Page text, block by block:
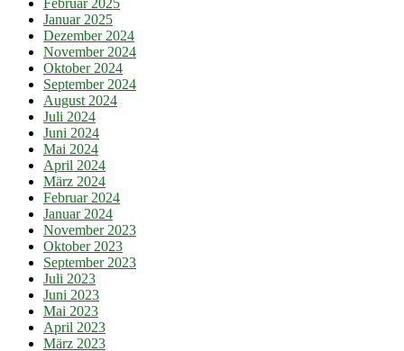
Januar 2025
Dezember 2024
November 2024
Oktober 2024
September 2024
August 2024
Juli 2024
Juni 2024
Mai 2024
April 2024
März 2024
Februar 2024
Januar 2024
November 2023
Oktober 2023
September 2023
Juli 2023
Juni 2023
Mai 2023
April 2023
März 2023